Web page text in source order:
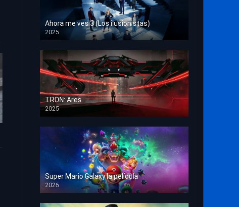
Ahora me ves 3 (Los ilusionistas)
2025
HD 1080p
TRON: Ares
2025
HD 1080p
Super Mario Galaxy la película
2026
HD 1080p